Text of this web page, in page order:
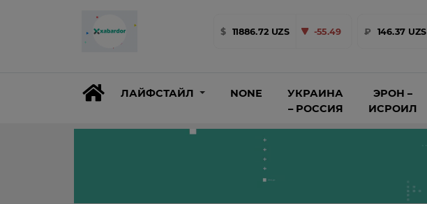
$ 11886.72 UZS -55.49 ₽ 146.37 UZS
ЛАЙФСТАЙЛ NONE
УКРАИНА
– РОССИЯ
ЭРОН –
ИСРОИЛ